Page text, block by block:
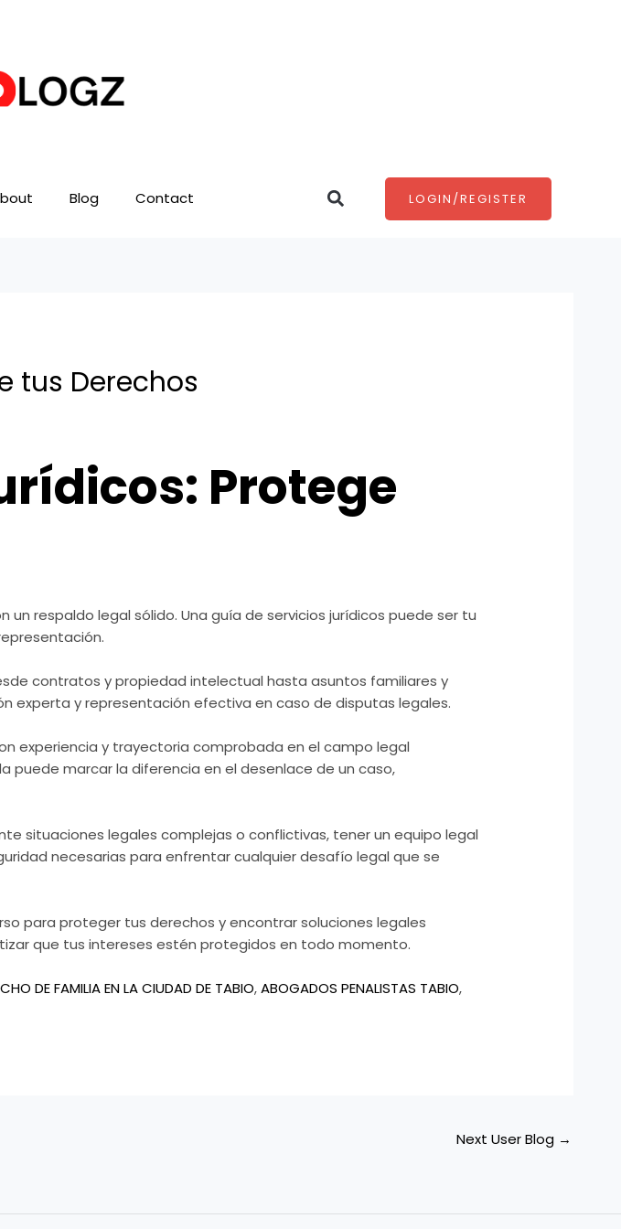
Blog Contact SearchLOGIN/REGISTER
tus Derechos
Protege
respaldo legal sólido. Una guía de servicios jurídicos puede ser tu
contratos y propiedad intelectual hasta asuntos familiares y
experta y representación efectiva en caso de disputas legales.
experiencia y trayectoria comprobada en el campo legal
puede marcar la diferencia en el desenlace de un caso,
situaciones legales complejas o conflictivas, tener un equipo legal
necesarias para enfrentar cualquier desafío legal que se
para proteger tus derechos y encontrar soluciones legales
que tus intereses estén protegidos en todo momento.
DE FAMILIA EN LA CIUDAD DE TABIO,ABOGADOS PENALISTAS TABIO,
Next User Blog →